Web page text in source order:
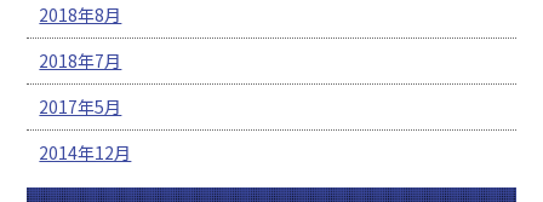
2018年8月
2018年7月
2017年5月
2014年12月